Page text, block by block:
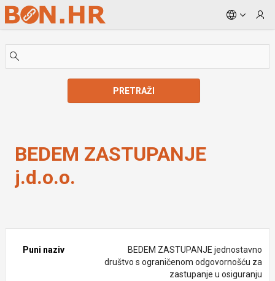
Skip to Main Content
PRETRAŽI
BEDEM ZASTUPANJE
j.d.o.o.
Puni naziv
BEDEM ZASTUPANJE jednostavno
društvo s ograničenom odgovornošću za
zastupanje u osiguranju